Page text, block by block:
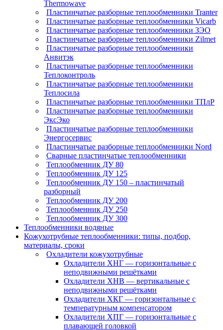
Thermowave
Пластинчатые разборные теплообменники Tranter
Пластинчатые разборные теплообменники Vicarb
Пластинчатые разборные теплообменники ЗЭО
Пластинчатые разборные теплообменники Zilmet
Пластинчатые разборные теплообменники
Анвитэк
Пластинчатые разборные теплообменники
Теплоконтроль
Пластинчатые разборные теплообменники
Теплосила
Пластинчатые разборные теплообменники ТПлР
Пластинчатые разборные теплообменники
ЭксЭко
Пластинчатые разборные теплообменники
Энергосервис
Пластинчатые разборные теплообменники Nord
Сварные пластинчатые теплообменники
Теплообменник ДУ 80
Теплообменник ДУ 125
Теплообменник ДУ 150 – пластинчатый
разборный
Теплообменник ДУ 200
Теплообменник ДУ 250
Теплообменник ДУ 300
Теплообменники водяные
Кожухотрубные теплообменники: типы, подбор,
материалы, сроки
Охладители кожухотрубные
Охладители ХНГ — горизонтальные с
неподвижными решётками
Охладители ХНВ — вертикальные с
неподвижными решётками
Охладители ХКГ — горизонтальные с
температурным компенсатором
Охладители ХПГ — горизонтальные с
плавающей головкой